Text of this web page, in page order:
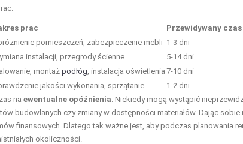
prac
Przewidywany
pomieszczeń, zabezpieczenie mebli 1-3 dni
instalacji, przegrody ścienne
5-14 dni
montaż podłóg , instalacja oświetlenia 7-10 dni
jakości wykonania, sprzątanie
1-2 dni
na ewentualne opóźnienia . Niekiedy mogą wystąpić
budowlanych czy zmiany w dostępności materiałów. Dając
finansowych. Dlatego tak ważne jest, aby podczas planowania
okoliczności.